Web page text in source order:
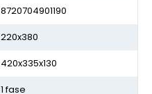
8720704901190
220x380
420x335x130
1 fase